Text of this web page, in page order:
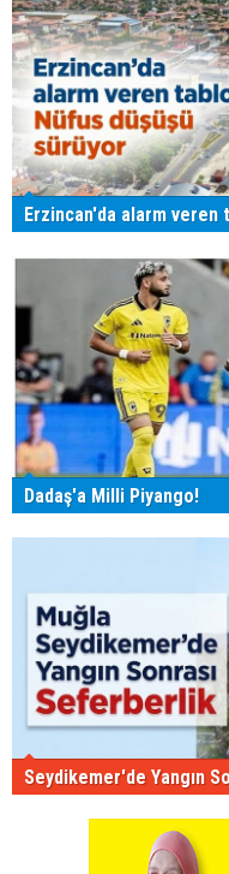
Erzincan'da alarm veren
Dadaş'a Milli Piyango!
Seydikemer'de Yangın